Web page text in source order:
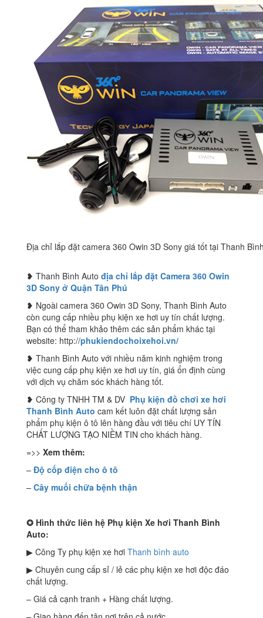
Địa chỉ lắp đặt camera 360 Owin 3D Sony giá tốt tại Thanh
❥ Thanh Bình Auto địa chỉ lắp đặt Camera 360 Owin
3D Sony ở Quận Tân Phú
❥ Ngoài camera 360 Owin 3D Sony, Thanh Bình Auto
còn cung cấp nhiều phụ kiện xe hơi uy tín chất lượng.
Bạn có thể tham khảo thêm các sản phẩm khác tại
website: http://phukiendochoixehoi.vn/
❥ Thanh Bình Auto với nhiều năm kinh nghiệm trong
việc cung cấp phụ kiện xe hơi uy tín, giá ổn định cùng
với dịch vụ chăm sóc khách hàng tốt.
❥ Công ty TNHH TM & DV Phụ kiện đồ chơi xe hơi
Thanh Bình Auto cam kết luôn đặt chất lượng sản
phẩm phụ kiện ô tô lên hàng đầu với tiêu chí UY TÍN
CHẤT LƯỢNG TẠO NIỀM TIN cho khách hàng.
=>> Xem thêm:
– Độ cốp điện cho ô tô
– Cây muối chữa bệnh thận
✪ Hình thức liên hệ Phụ kiện Xe hơi Thanh Bình
Auto:
▶ Công Ty phụ kiện xe hơi Thanh bình auto
▶ Chuyên cung cấp sỉ / lẻ các phụ kiện xe hơi độc đáo
chất lượng.
– Giá cả cạnh tranh + Hàng chất lượng.